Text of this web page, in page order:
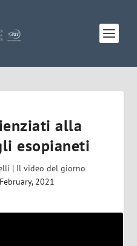
alla
esopianeti
| Il video del giorno
2021